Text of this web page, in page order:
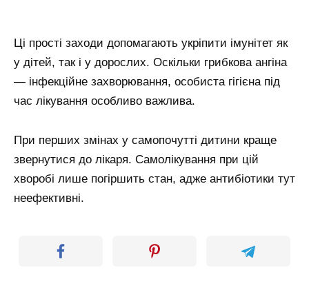
Ці прості заходи допомагають укріпити імунітет як
у дітей, так і у дорослих. Оскільки грибкова ангіна
— інфекційне захворювання, особиста гігієна під
час лікування особливо важлива.
При перших змінах у самопочутті дитини краще
звернутися до лікаря. Самолікування при цій
хворобі лише погіршить стан, адже антибіотики тут
неефективні.